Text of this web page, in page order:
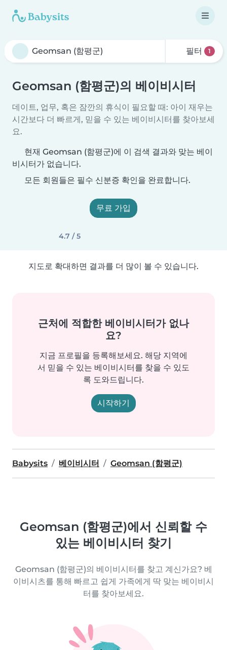
필터 1
Geomsan (함평군)의 베이비시터
데이트, 업무, 혹은 잠깐의 휴식이 필요할 때: 아이 재우는
시간보다 더 빠르게, 믿을 수 있는 베이비시터를 찾아보세
요.
현재 Geomsan (함평군)에 이 검색 결과와 맞는 베이
비시터가 없습니다.
모든 회원들은 필수 신분증 확인을 완료합니다.
무료 가입
4.7 / 5
지도로 확대하면 결과를 더 많이 볼 수 있습니다.
근처에 적합한 베이비시터가 없나
요?
지금 프로필을 등록해보세요. 해당 지역에
서 믿을 수 있는 베이비시터를 찾을 수 있도
록 도와드립니다.
시작하기
Babysits 베이비시터 Geomsan (함평군)
Geomsan (함평군)에서 신뢰할 수
있는 베이비시터 찾기
Geomsan (함평군)의 베이비시터를 찾고 계신가요? 베
이비시츠를 통해 빠르고 쉽게 가족에게 딱 맞는 베이비시
터를 찾아보세요.